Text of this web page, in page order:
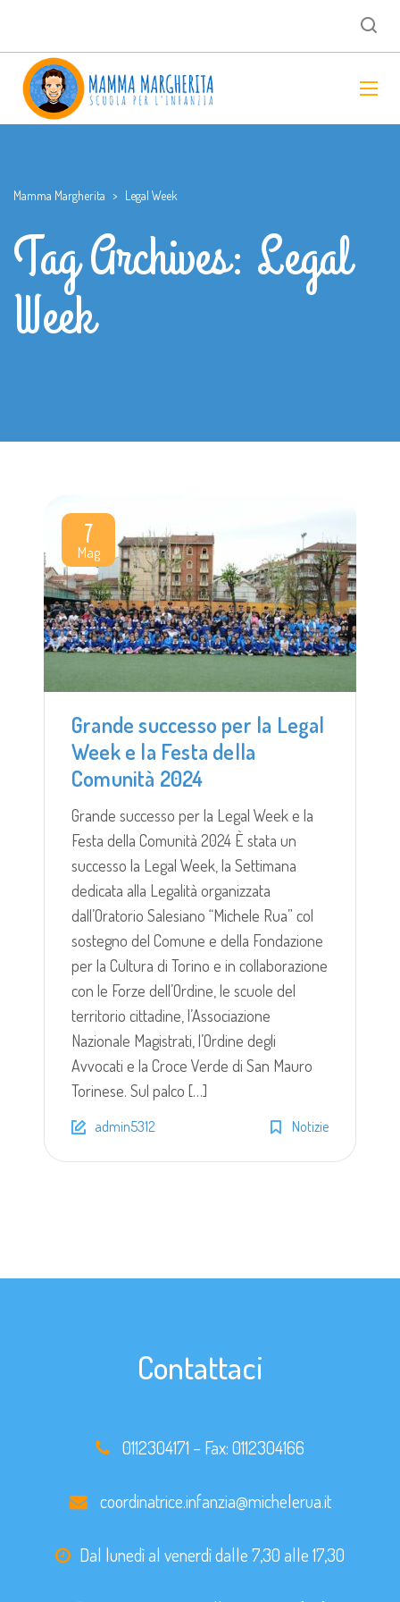
Mamma Margherita > Legal Week
Tag Archives: Legal
Week
7
Mag
Grande successo per la Legal
Week e la Festa della
Comunità 2024
Grande successo per la Legal Week e la
Festa della Comunità 2024 È stata un
successo la Legal Week, la Settimana
dedicata alla Legalità organizzata
dall’Oratorio Salesiano “Michele Rua” col
sostegno del Comune e della Fondazione
per la Cultura di Torino e in collaborazione
con le Forze dell’Ordine, le scuole del
territorio cittadine, l’Associazione
Nazionale Magistrati, l’Ordine degli
Avvocati e la Croce Verde di San Mauro
Torinese. Sul palco […]
admin5312 Notizie
Contattaci
0112304171 – Fax:0112304166
coordinatrice.infanzia@michelerua.it
Dal lunedì al venerdì dalle 7,30 alle 17,30